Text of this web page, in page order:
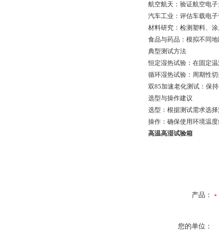
航空航天‌：验证航空电
汽车工业‌：评估车载电
材料研究‌：检测塑料、
食品与药品‌：模拟不同
典型测试方法
恒定湿热试验‌：在固定
循环湿热试验‌：周期性
双85加速老化测试‌：保
选型与操作建议
选型‌：根据测试需求选
操作‌：确保使用环境温
高温高湿试验箱
产品：
您的单位：